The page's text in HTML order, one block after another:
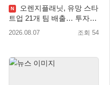
N
오렌지플래닛, 유망 스타
트업 21개 팀 배출… 투자유
치∙매출성장 성과 눈길
2026.08.07 조회 54